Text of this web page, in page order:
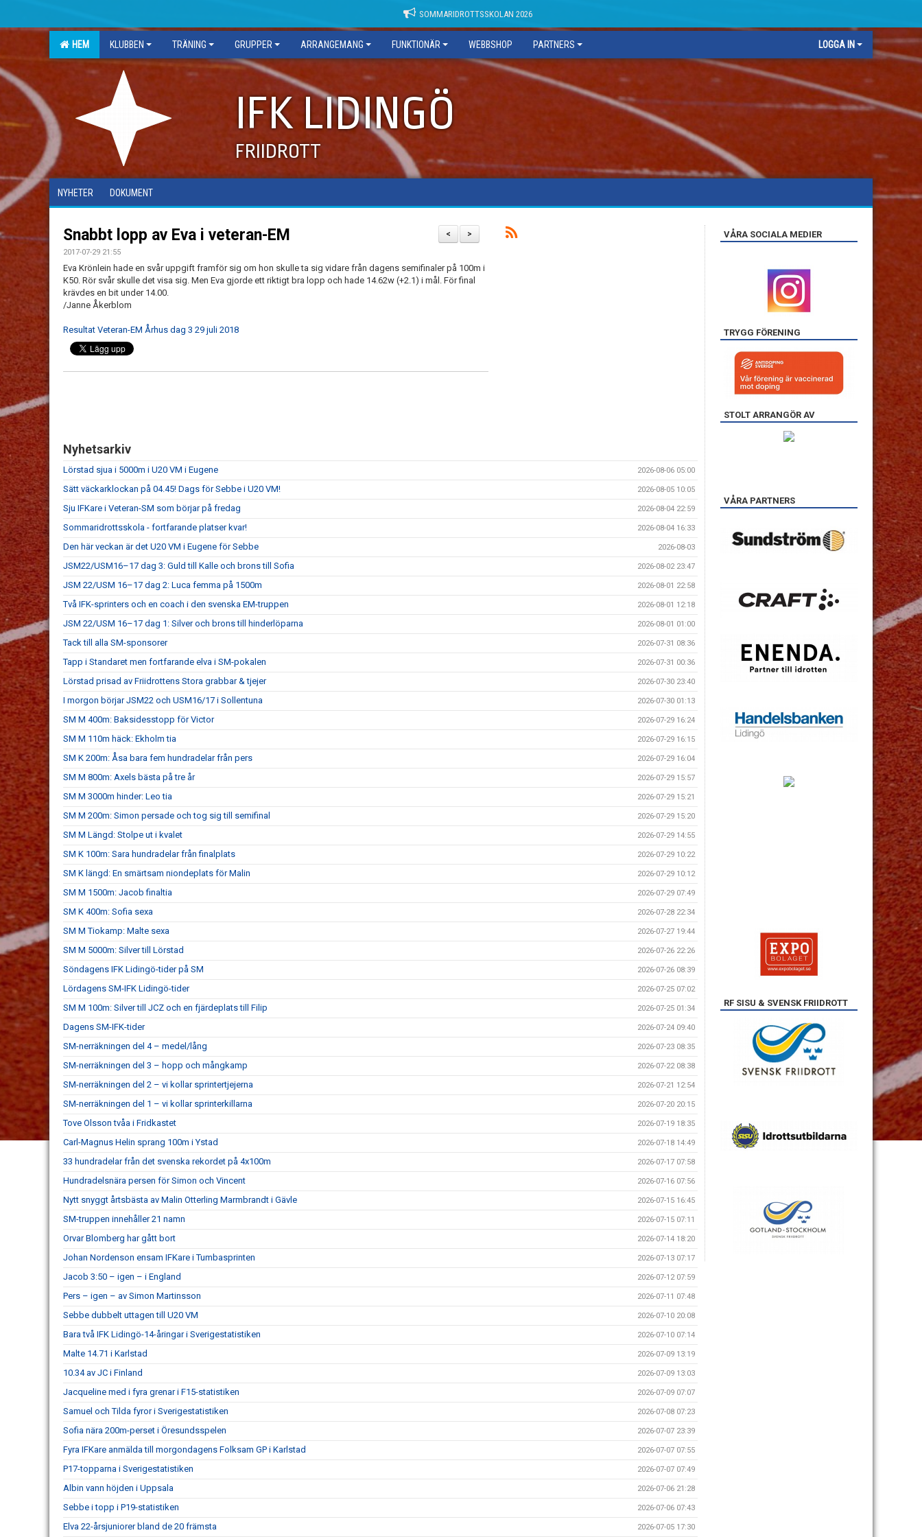
SOMMARIDROTTSSKOLAN 2026
HEM KLUBBEN TRÄNING GRUPPER ARRANGEMANG FUNKTIONÄR WEBBSHOP PARTNERS LOGGA IN
IFK LIDINGÖ
FRIIDROTT
NYHETER DOKUMENT
>
<
Snabbt lopp av Eva i veteran-EM
2017-07-29 21:55
Eva Krönlein hade en svår uppgift framför sig om hon skulle ta sig vidare från dagens semifinaler på 100m i
K50. Rör svår skulle det visa sig. Men Eva gjorde ett riktigt bra lopp och hade 14.62w (+2.1) i mål. För final
krävdes en bit under 14.00.
/Janne Åkerblom
Resultat Veteran-EM Århus dag 3 29 juli 2018
Nyhetsarkiv
Lörstad sjua i 5000m i U20 VM i Eugene 2026-08-06 05:00
Sätt väckarklockan på 04.45! Dags för Sebbe i U20 VM! 2026-08-05 10:05
Sju IFKare i Veteran-SM som börjar på fredag 2026-08-04 22:59
Sommaridrottsskola - fortfarande platser kvar! 2026-08-04 16:33
Den här veckan är det U20 VM i Eugene för Sebbe 2026-08-03
JSM22/USM16–17 dag 3: Guld till Kalle och brons till Sofia 2026-08-02 23:47
JSM 22/USM 16–17 dag 2: Luca femma på 1500m 2026-08-01 22:58
Två IFK-sprinters och en coach i den svenska EM-truppen 2026-08-01 12:18
JSM 22/USM 16–17 dag 1: Silver och brons till hinderlöparna 2026-08-01 01:00
Tack till alla SM-sponsorer 2026-07-31 08:36
Tapp i Standaret men fortfarande elva i SM-pokalen 2026-07-31 00:36
Lörstad prisad av Friidrottens Stora grabbar & tjejer 2026-07-30 23:40
I morgon börjar JSM22 och USM16/17 i Sollentuna 2026-07-30 01:13
SM M 400m: Baksidesstopp för Victor 2026-07-29 16:24
SM M 110m häck: Ekholm tia 2026-07-29 16:15
SM K 200m: Åsa bara fem hundradelar från pers 2026-07-29 16:04
SM M 800m: Axels bästa på tre år 2026-07-29 15:57
SM M 3000m hinder: Leo tia 2026-07-29 15:21
SM M 200m: Simon persade och tog sig till semifinal 2026-07-29 15:20
SM M Längd: Stolpe ut i kvalet 2026-07-29 14:55
SM K 100m: Sara hundradelar från finalplats 2026-07-29 10:22
SM K längd: En smärtsam niondeplats för Malin 2026-07-29 10:12
SM M 1500m: Jacob finaltia 2026-07-29 07:49
SM K 400m: Sofia sexa 2026-07-28 22:34
SM M Tiokamp: Malte sexa 2026-07-27 19:44
SM M 5000m: Silver till Lörstad 2026-07-26 22:26
Söndagens IFK Lidingö-tider på SM 2026-07-26 08:39
Lördagens SM-IFK Lidingö-tider 2026-07-25 07:02
SM M 100m: Silver till JCZ och en fjärdeplats till Filip 2026-07-25 01:34
Dagens SM-IFK-tider 2026-07-24 09:40
SM-nerräkningen del 4 – medel/lång 2026-07-23 08:35
SM-nerräkningen del 3 – hopp och mångkamp 2026-07-22 08:38
SM-nerräkningen del 2 – vi kollar sprintertjejerna 2026-07-21 12:54
SM-nerräkningen del 1 – vi kollar sprinterkillarna 2026-07-20 20:15
Tove Olsson tvåa i Fridkastet 2026-07-19 18:35
Carl-Magnus Helin sprang 100m i Ystad 2026-07-18 14:49
33 hundradelar från det svenska rekordet på 4x100m 2026-07-17 07:58
Hundradelsnära persen för Simon och Vincent 2026-07-16 07:56
Nytt snyggt årtsbästa av Malin Otterling Marmbrandt i Gävle 2026-07-15 16:45
SM-truppen innehåller 21 namn 2026-07-15 07:11
Orvar Blomberg har gått bort 2026-07-14 18:20
Johan Nordenson ensam IFKare i Tumbasprinten 2026-07-13 07:17
Jacob 3:50 – igen – i England 2026-07-12 07:59
Pers – igen – av Simon Martinsson 2026-07-11 07:48
Sebbe dubbelt uttagen till U20 VM 2026-07-10 20:08
Bara två IFK Lidingö-14-åringar i Sverigestatistiken 2026-07-10 07:14
Malte 14.71 i Karlstad 2026-07-09 13:19
10.34 av JC i Finland 2026-07-09 13:03
Jacqueline med i fyra grenar i F15-statistiken 2026-07-09 07:07
Samuel och Tilda fyror i Sverigestatistiken 2026-07-08 07:23
Sofia nära 200m-perset i Öresundsspelen 2026-07-07 23:39
Fyra IFKare anmälda till morgondagens Folksam GP i Karlstad 2026-07-07 07:55
P17-topparna i Sverigestatistiken 2026-07-07 07:49
Albin vann höjden i Uppsala 2026-07-06 21:28
Sebbe i topp i P19-statistiken 2026-07-06 07:43
Elva 22-årsjuniorer bland de 20 främsta 2026-07-05 17:30
VÅRA SOCIALA MEDIER
TRYGG FÖRENING
STOLT ARRANGÖR AV
VÅRA PARTNERS
RF SISU & SVENSK FRIIDROTT